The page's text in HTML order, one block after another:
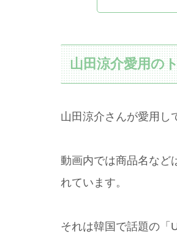
山田涼介愛用の
山田涼介さんが愛用し
動画内では商品名など
れています。
それは韓国で話題の「